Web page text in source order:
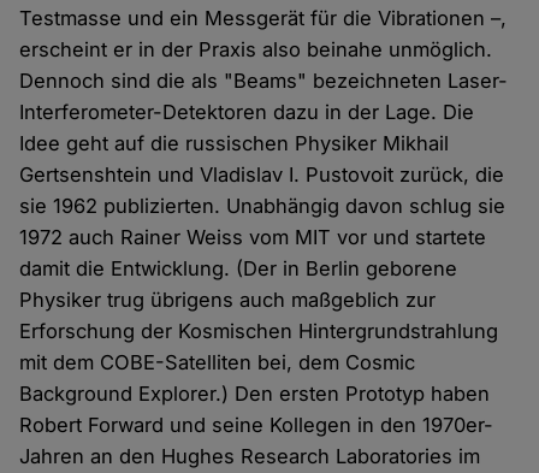
Testmasse und ein Messgerät für die Vibrationen –,
erscheint er in der Praxis also beinahe unmöglich.
Dennoch sind die als "Beams" bezeichneten Laser-
Interferometer-Detektoren dazu in der Lage. Die
Idee geht auf die russischen Physiker Mikhail
Gertsenshtein und Vladislav I. Pustovoit zurück, die
sie 1962 publizierten. Unabhängig davon schlug sie
1972 auch Rainer Weiss vom MIT vor und startete
damit die Entwicklung. (Der in Berlin geborene
Physiker trug übrigens auch maßgeblich zur
Erforschung der Kosmischen Hintergrundstrahlung
mit dem COBE-Satelliten bei, dem Cosmic
Background Explorer.) Den ersten Prototyp haben
Robert Forward und seine Kollegen in den 1970er-
Jahren an den Hughes Research Laboratories im